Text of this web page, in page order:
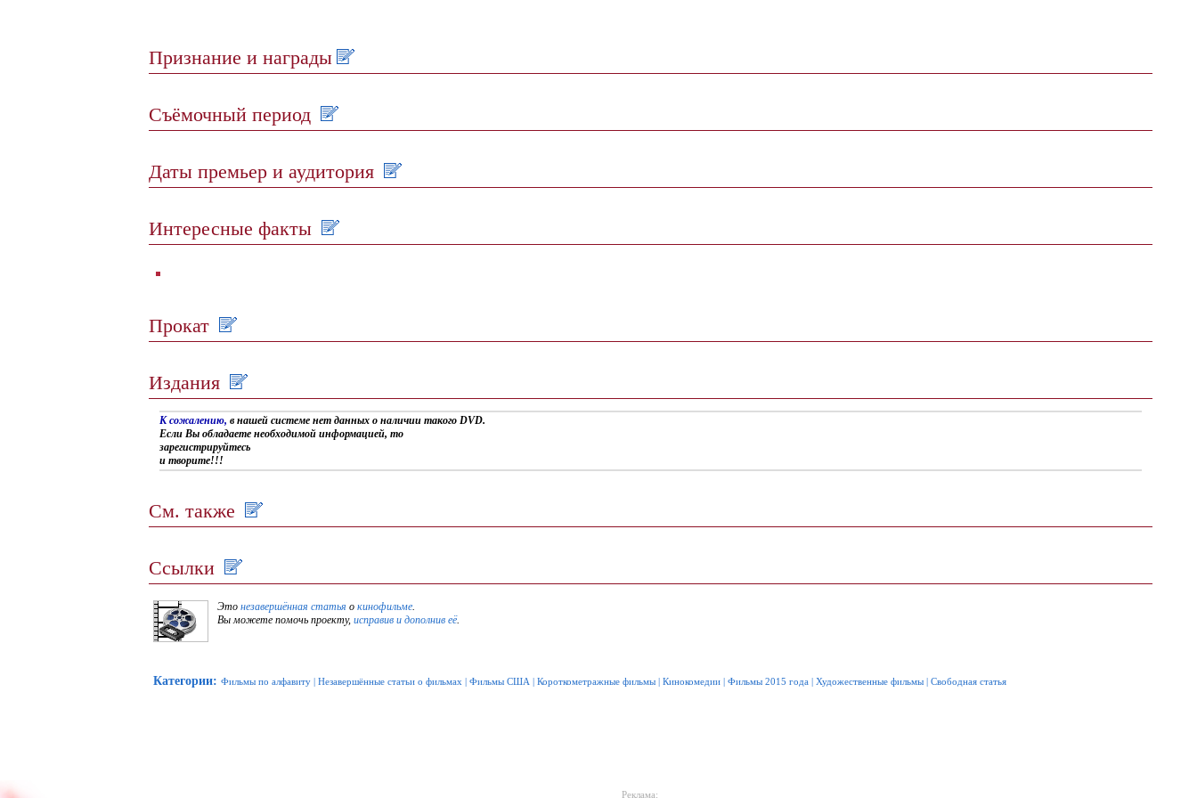
Признание и награды
Съёмочный период
Даты премьер и аудитория
Интересные факты
Прокат
Издания
К сожалению, в нашей системе нет данных о наличии такого DVD.
Если Вы обладаете необходимой информацией, то
зарегистрируйтесь
и творите!!!
См. также
Ссылки
Это незавершённая статья о кинофильме.
Вы можете помочь проекту, исправив и дополнив её.
Категории: Фильмы по алфавиту | Незавершённые статьи о фильмах | Фильмы США | Короткометражные фильмы | Кинокомедии | Фильмы 2015 года | Художественные фильмы | Свободная статья
Реклама: